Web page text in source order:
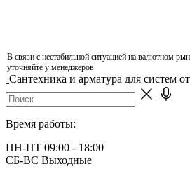
В связи с нестабильной ситуацией на валютном
уточняйте у менеджеров.
Сантехника и арматура для систем
Время работы:
ПН-ПТ 09:00 - 18:00
СБ-ВС Выходные